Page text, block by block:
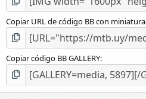
Copiar URL de código BB con miniatura
Copiar código BB GALLERY